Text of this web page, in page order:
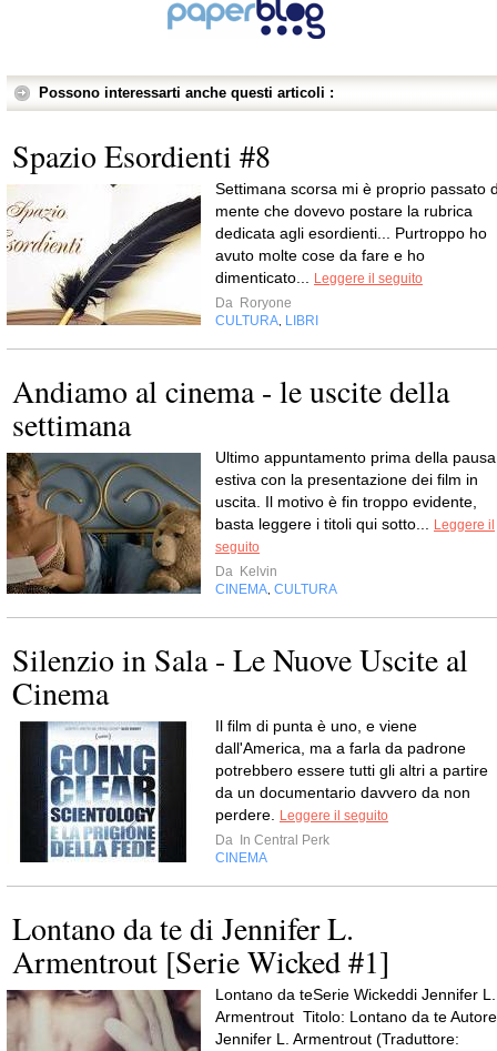
Possono interessarti anche questi articoli :
Spazio Esordienti #8
Settimana scorsa mi è proprio passato
mente che dovevo postare la rubrica
dedicata agli esordienti... Purtroppo ho
avuto molte cose da fare e ho
dimenticato...
Leggere il seguito
Da Roryone
CULTURA LIBRI
Andiamo al cinema - le uscite della
settimana
Ultimo appuntamento prima della pausa
estiva con la presentazione dei film in
uscita. Il motivo è fin troppo evidente,
basta leggere i titoli qui sotto...
Leggere il
seguito
Da Kelvin
CINEMA CULTURA
Silenzio in Sala - Le Nuove Uscite al
Cinema
Il film di punta è uno, e viene
dall'America, ma a farla da padrone
potrebbero essere tutti gli altri a partire
da un documentario davvero da non
perdere.
Leggere il seguito
Da
In Central Perk
CINEMA
Lontano da te di Jennifer L.
Armentrout [Serie Wicked #1]
Lontano da teSerie Wickeddi Jennifer L.
Armentrout Titolo: Lontano da te
Jennifer L. Armentrout (Traduttore: